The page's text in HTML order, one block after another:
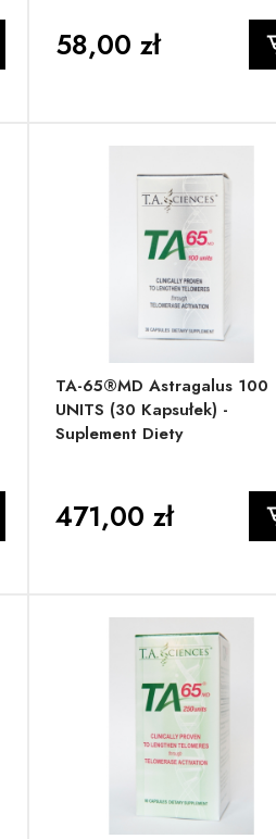
58,00 zł
TA-65®MD Astragalus 100
UNITS (30 Kapsułek) -
Suplement Diety
471,00 zł